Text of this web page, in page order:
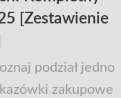
[Zestawienie
podział jedno
zakupowe